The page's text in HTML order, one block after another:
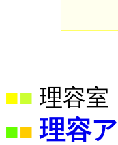
■ 理容室
■■ 理容